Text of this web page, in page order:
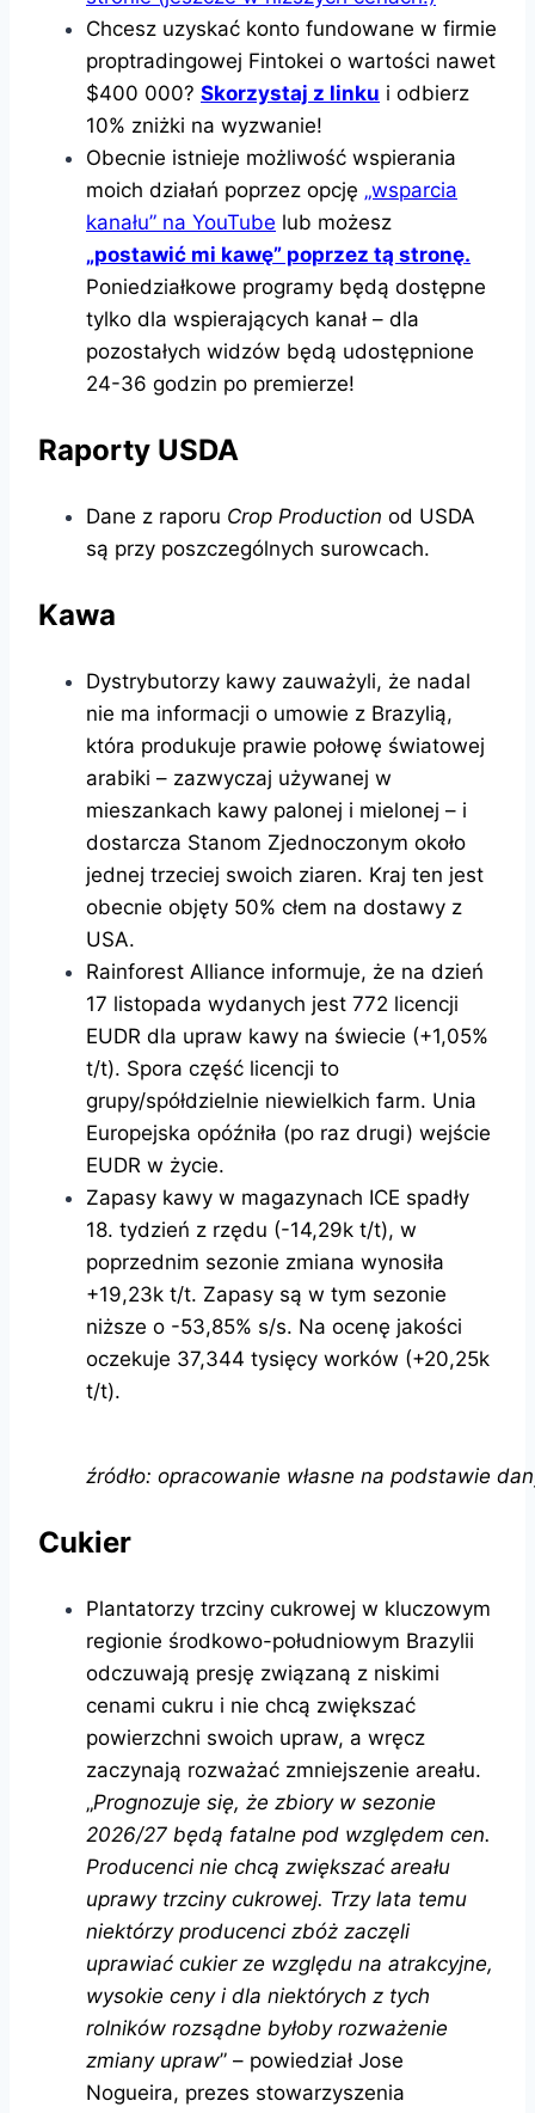
Chcesz uzyskać konto fundowane w firmie
proptradingowej Fintokei o wartości nawet
$400 000? Skorzystaj z linku i odbierz
10% zniżki na wyzwanie!
Obecnie istnieje możliwość wspierania
moich działań poprzez opcję „wsparcia
kanału” na YouTube lub możesz
„postawić mi kawę” poprzez tą stronę.
Poniedziałkowe programy będą dostępne
tylko dla wspierających kanał – dla
pozostałych widzów będą udostępnione
24-36 godzin po premierze!
Raporty USDA
Dane z raporu Crop Production od USDA
są przy poszczególnych surowcach.
Kawa
Dystrybutorzy kawy zauważyli, że nadal
nie ma informacji o umowie z Brazylią,
która produkuje prawie połowę światowej
arabiki – zazwyczaj używanej w
mieszankach kawy palonej i mielonej – i
dostarcza Stanom Zjednoczonym około
jednej trzeciej swoich ziaren. Kraj ten jest
obecnie objęty 50% cłem na dostawy z
USA.
Rainforest Alliance informuje, że na dzień
17 listopada wydanych jest 772 licencji
EUDR dla upraw kawy na świecie (+1,05%
t/t). Spora część licencji to
grupy/spółdzielnie niewielkich farm. Unia
Europejska opóźniła (po raz drugi) wejście
EUDR w życie.
Zapasy kawy w magazynach ICE spadły
18. tydzień z rzędu (-14,29k t/t), w
poprzednim sezonie zmiana wynosiła
+19,23k t/t. Zapasy są w tym sezonie
niższe o -53,85% s/s. Na ocenę jakości
oczekuje 37,344 tysięcy worków (+20,25k
t/t).
źródło: opracowanie własne na podstawie
Cukier
Plantatorzy trzciny cukrowej w kluczowym
regionie środkowo-południowym Brazylii
odczuwają presję związaną z niskimi
cenami cukru i nie chcą zwiększać
powierzchni swoich upraw, a wręcz
zaczynają rozważać zmniejszenie areału.
„Prognozuje się, że zbiory w sezonie
2026/27 będą fatalne pod względem cen.
Producenci nie chcą zwiększać areału
uprawy trzciny cukrowej. Trzy lata temu
niektórzy producenci zbóż zaczęli
uprawiać cukier ze względu na atrakcyjne,
wysokie ceny i dla niektórych z tych
rolników rozsądne byłoby rozważenie
zmiany upraw” – powiedział Jose
Nogueira, prezes stowarzyszenia